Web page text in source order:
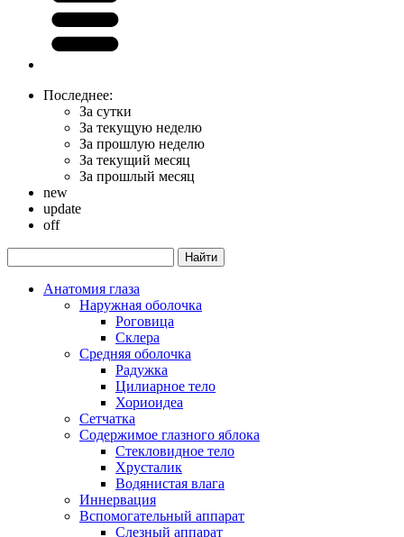
Последнее:
За сутки
За текущую неделю
За прошлую неделю
За текущий месяц
За прошлый месяц
new
update
off
Анатомия глаза
Наружная оболочка
Роговица
Склера
Средняя оболочка
Радужка
Цилиарное тело
Хориоидеа
Сетчатка
Содержимое глазного яблока
Стекловидное тело
Хрусталик
Водянистая влага
Иннервация
Вспомогательный аппарат
Слезный аппарат